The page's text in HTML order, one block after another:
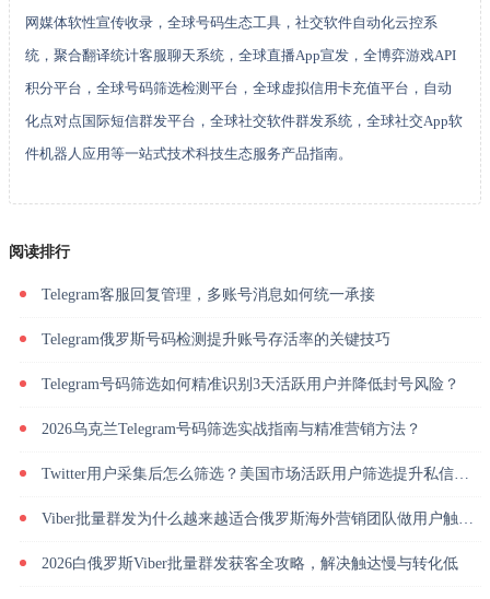
网媒体软性宣传收录，全球号码生态工具，社交软件自动化云控系
统，聚合翻译统计客服聊天系统，全球直播App宣发，全博弈游戏API
积分平台，全球号码筛选检测平台，全球虚拟信用卡充值平台，自动
化点对点国际短信群发平台，全球社交软件群发系统，全球社交App软
件机器人应用等一站式技术科技生态服务产品指南。
阅读排行
Telegram客服回复管理，多账号消息如何统一承接
Telegram俄罗斯号码检测提升账号存活率的关键技巧
Telegram号码筛选如何精准识别3天活跃用户并降低封号风险？
2026乌克兰Telegram号码筛选实战指南与精准营销方法？
Twitter用户采集后怎么筛选？美国市场活跃用户筛选提升私信回复率
Viber批量群发为什么越来越适合俄罗斯海外营销团队做用户触达？
2026白俄罗斯Viber批量群发获客全攻略，解决触达慢与转化低